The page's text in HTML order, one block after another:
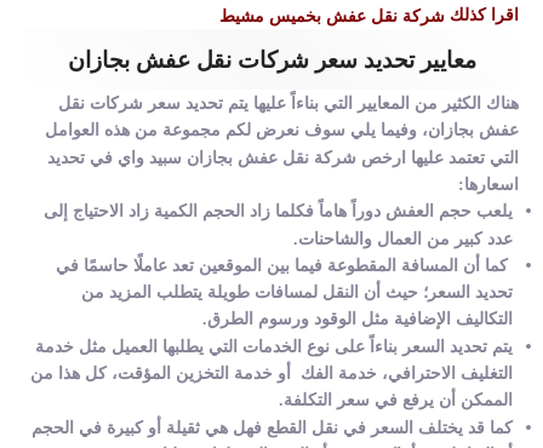
اقرا كذلك شركة نقل عفش بخميس مشيط
معايير تحديد سعر شركات نقل عفش بجازان
هناك الكثير من المعايير التي بناءاً عليها يتم تحديد سعر شركات نقل
عفش بجازان، وفيما يلي سوف نعرض لكم مجموعة من هذه العوامل
التي تعتمد عليها ارخص شركة نقل عفش بجازان سبيد واي في تحديد
اسعارها:
يلعب حجم العفش دوراً هاماً فكلما زاد الحجم الكمية زاد الاحتياج إلى
عدد كبير من العمال والشاحنات.
كما أن المسافة المقطوعة فيما بين الموقعين تعد عاملًا حاسمًا في
تحديد السعر؛ حيث أن النقل لمسافات طويلة يتطلب المزيد من
التكاليف الإضافية مثل الوقود ورسوم الطرق.
يتم تحديد السعر بناءاً على نوع الخدمات التي يطلبها العميل مثل خدمة
التغليف الاحترافي، خدمة الفك أو خدمة التخزين المؤقت، كل هذا من
الممكن أن يرفع في سعر التكلفة.
كما قد يختلف السعر في نقل القطع فهل هي ثقيلة أو كبيرة في الحجم